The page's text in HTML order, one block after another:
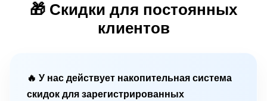
🎁 Скидки для постоянных
клиентов
🔥 У нас действует накопительная система
скидок для зарегистрированных